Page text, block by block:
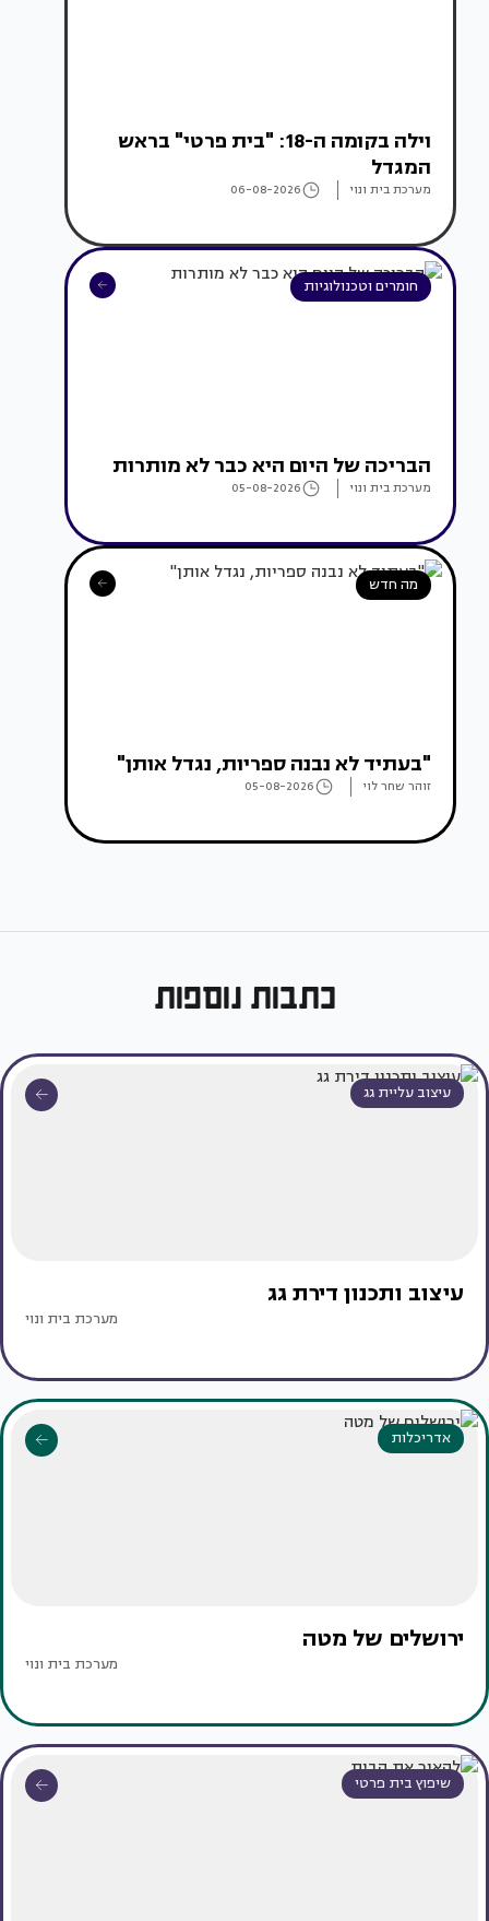
וילה בקומה ה-18: "בית פרטי" בראש
המגדל
מערכת בית ונוי 06-08-2026
חומרים וטכנולוגיות
הבריכה של היום היא כבר לא מותרות
מערכת בית ונוי 05-08-2026
מה חדש
"בעתיד לא נבנה ספריות, נגדל אותן"
זוהר שחר לוי 05-08-2026
כתבות נוספות
עיצוב עליית גג
עיצוב ותכנון דירת גג
מערכת בית ונוי
אדריכלות
ירושלים של מטה
מערכת בית ונוי
שיפוץ בית פרטי